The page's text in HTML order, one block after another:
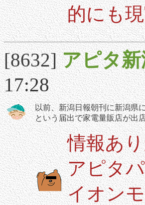
的にも
[8632]アピタ
17:28
以前、新潟日報朝刊に新潟県
という届出で家電量販店が出
情報あ
アピタ
イオン